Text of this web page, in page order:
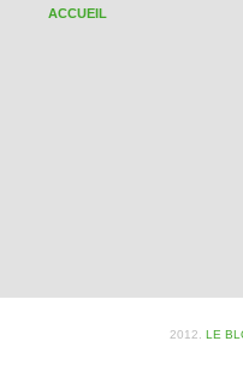
ACCUEIL
2012. LE